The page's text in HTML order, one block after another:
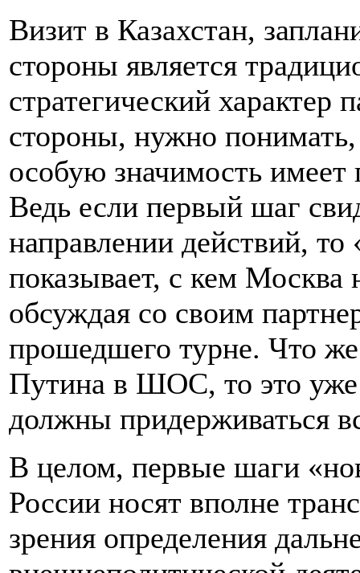
Визит в Казахстан,
стороны является
стратегический характер
стороны, нужно
особую значимость
Ведь если первый шаг
направлении действий, то
показывает, с кем Москва
обсуждая со своим
прошедшего турне. Что
Путина в ШОС, то это уже
должны придерживаться
В целом, первые шаги
России носят вполне
зрения определения